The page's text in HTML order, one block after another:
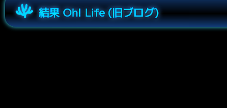
結果 Oh! Life (旧ブログ)